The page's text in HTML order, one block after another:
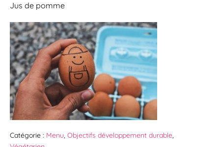
Jus de pomme
Catégorie : Menu, Objectifs développement durable,